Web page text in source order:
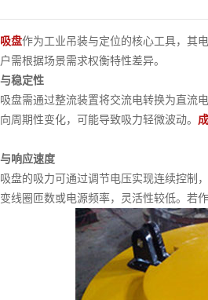
盘作为工业吊装与定位的核心工具，其
需根据场景需求权衡特性差异。
稳定性
需通过整流装置将交流电转换为直流电
周期性变化，可能导致吸力轻微波动。
响应速度
的吸力可通过调节电压实现连续控制，
线圈匝数或电源频率，灵活性较低。若